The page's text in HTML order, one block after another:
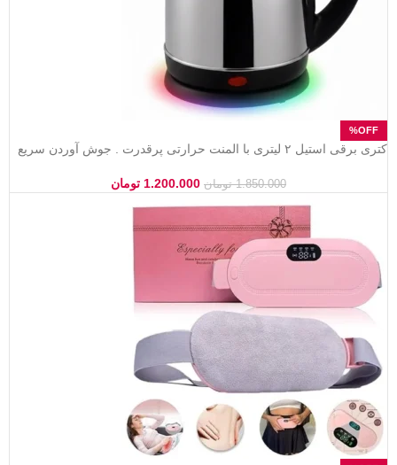
کتری برقی استیل ۲ لیتری با المنت حرارتی پرقدرت . جوش آوردن سریع
1.850.000 تومان 1.200.000 تومان